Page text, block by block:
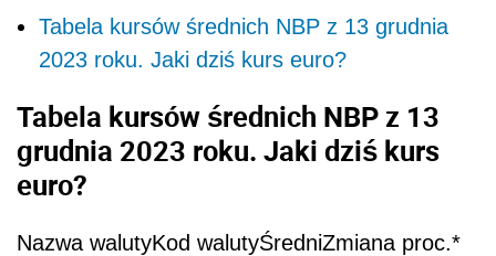
Tabela kursów średnich NBP z 13 grudnia
2023 roku. Jaki dziś kurs euro?
Tabela kursów średnich NBP z 13
grudnia 2023 roku. Jaki dziś kurs
euro?
Nazwa walutyKod walutyŚredniZmiana proc.*